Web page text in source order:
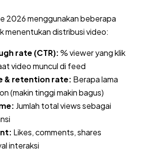
2026 menggunakan beberapa
menentukan distribusi video:
rate (CTR):% viewer yang klik
video muncul di feed
& retention rate: Berapa lama
(makin tinggi makin bagus)
Jumlah total views sebagai
Likes, comments, shares
interaksi